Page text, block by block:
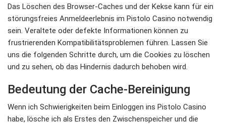
Das Löschen des Browser-Caches und der Kekse kann für ein
störungsfreies Anmeldeerlebnis im Pistolo Casino notwendig
sein. Veraltete oder defekte Informationen können zu
frustrierenden Kompatibilitätsproblemen führen. Lassen Sie
uns die folgenden Schritte durch, um die Cookies zu löschen
und zu sehen, ob das Hindernis dadurch behoben wird.
Bedeutung der Cache-Bereinigung
Wenn ich Schwierigkeiten beim Einloggen ins Pistolo Casino
habe, lösche ich als Erstes den Zwischenspeicher und die